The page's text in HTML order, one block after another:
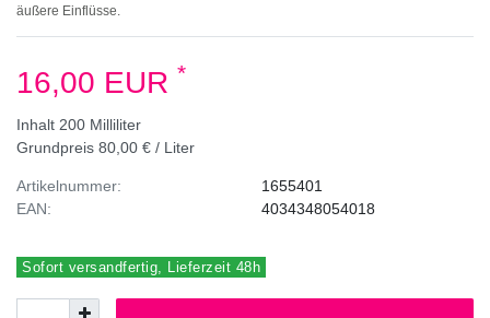
äußere Einflüsse.
16,00 EUR *
Inhalt 200 Milliliter
Grundpreis 80,00 € / Liter
Artikelnummer:
EAN:
1655401
4034348054018
Sofort versandfertig, Lieferzeit 48h